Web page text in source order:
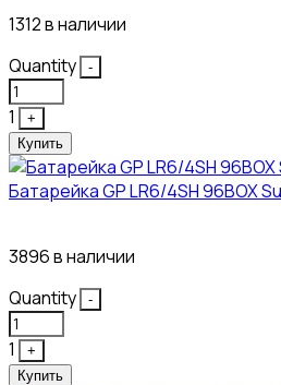
1312 в наличии
Quantity
-
1
+
Купить
Батарейка GP LR6/4SH 96BOX
3896 в наличии
Quantity
-
1
+
Купить